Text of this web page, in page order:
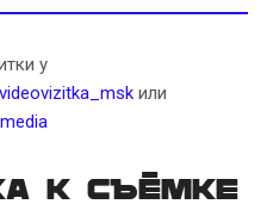
у
или
к съёмке